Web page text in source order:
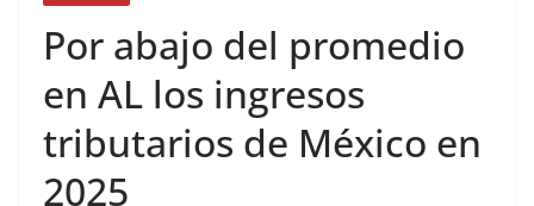
Por abajo del promedio
en AL los ingresos
tributarios de México en
2025